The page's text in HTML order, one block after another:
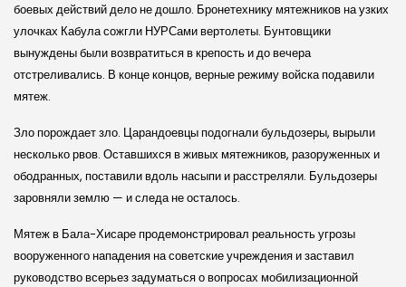
боевых действий дело не дошло. Бронетехнику мятежников на узких
улочках Кабула сожгли НУРСами вертолеты. Бунтовщики
вынуждены были возвратиться в крепость и до вечера
отстреливались. В конце концов, верные режиму войска подавили
мятеж.
Зло порождает зло. Царандоевцы подогнали бульдозеры, вырыли
несколько рвов. Оставшихся в живых мятежников, разоруженных и
ободранных, поставили вдоль насыпи и расстреляли. Бульдозеры
заровняли землю — и следа не осталось.
Мятеж в Бала-Хисаре продемонстрировал реальность угрозы
вооруженного нападения на советские учреждения и заставил
руководство всерьез задуматься о вопросах мобилизационной